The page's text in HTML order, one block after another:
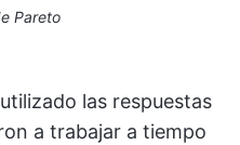
Pareto
las respuestas
a trabajar a tiempo